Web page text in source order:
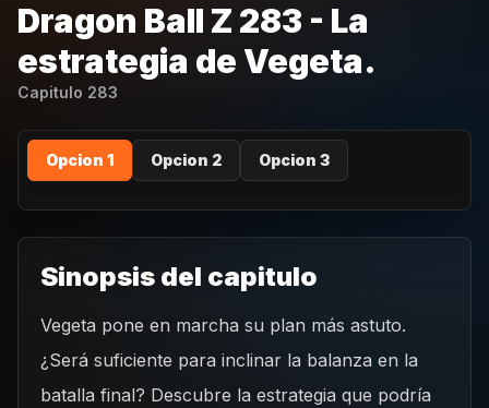
Dragon Ball Z 283 - La
estrategia de Vegeta.
Capitulo 283
Opcion 1 Opcion 2 Opcion 3
REPRODUCIR CAPITULO
Dragon Ball Z 283 - La estrategia de Vegeta.
CARGAR REPRODUCTOR
Sinopsis del capitulo
Vegeta pone en marcha su plan más astuto.
¿Será suficiente para inclinar la balanza en la
batalla final? Descubre la estrategia que podría